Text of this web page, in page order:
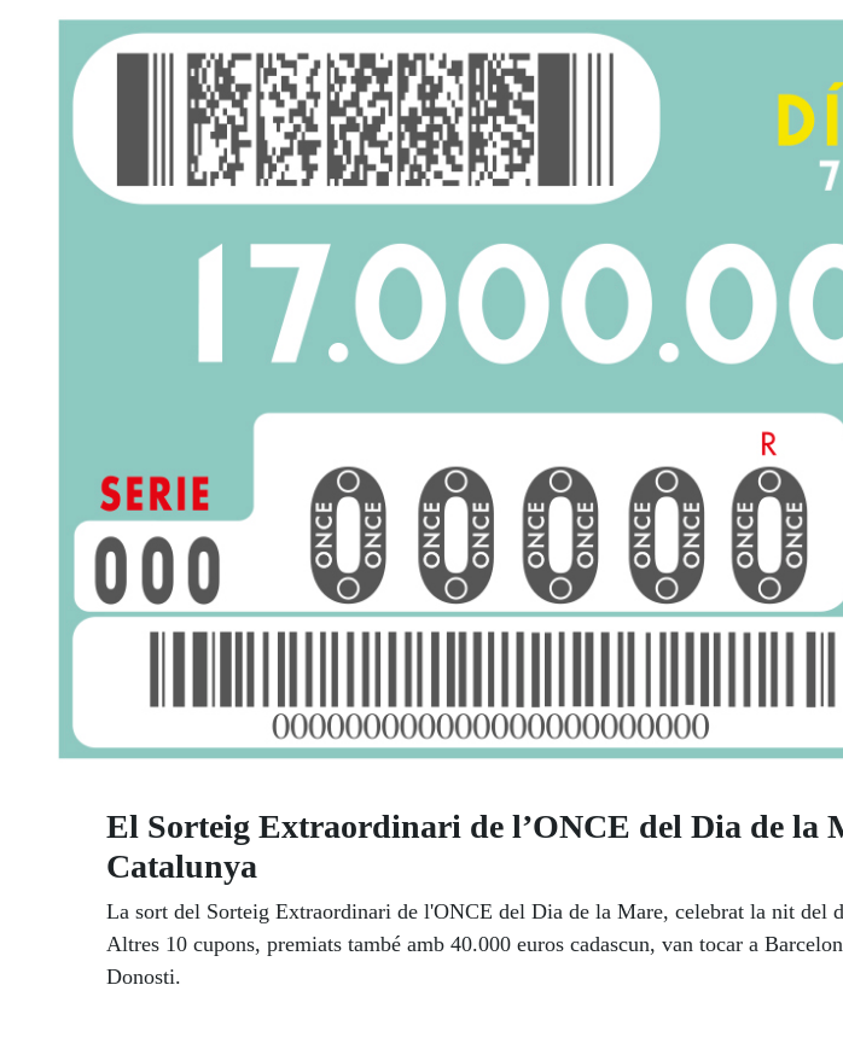
Boletín Il·lusió
El Sorteig Extraordinari de l’ONCE del Dia de la
Catalunya
La sort del Sorteig Extraordinari de l'ONCE del Dia de la Mare, celebrat la nit del
Altres 10 cupons, premiats també amb 40.000 euros cadascun, van tocar a
Donosti.